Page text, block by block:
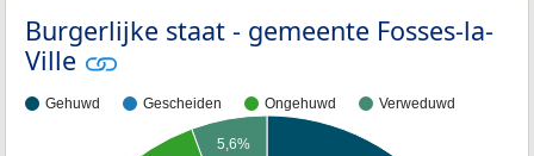
Burgerlijke staat - gemeente Fosses-la-
Ville
Gehuwd Gescheiden Ongehuwd Verweduwd
5,6%